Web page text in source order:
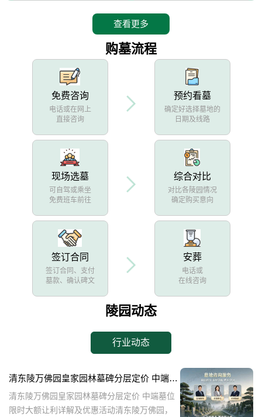
查看更多
购墓流程
免费咨询
电话或在网上
直接咨询
预约看墓
确定好选择墓地的
日期及线路
现场选墓
可自驾或乘坐
免费班车前往
综合对比
对比各陵园情况
确定购买意向
签订合同
签订合同、支付
墓款、确认碑文
安葬
电话或
在线咨询
陵园动态
行业动态
清东陵万佛园皇家园林墓碑分层定价 中端墓位限时大额让利详解及优惠活动
清东陵万佛园皇家园林墓碑分层定价 中端墓位
限时大额让利详解及优惠活动清东陵万佛园，